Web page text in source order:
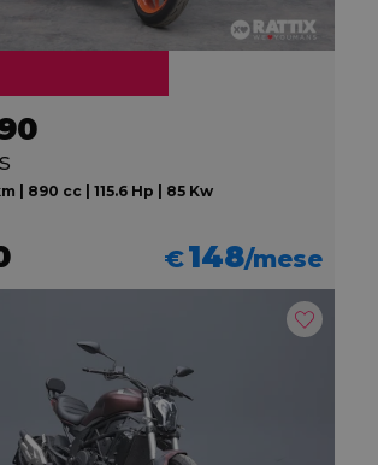
| 890 cc | 115.6 Hp | 85 Kw
€148/mese